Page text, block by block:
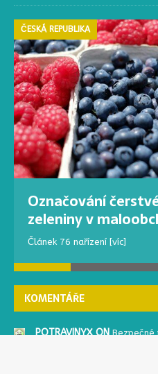
ČESKÁ REPUBLIKA
Označování
zeleniny v
Článek 76 nařízení [víc]
KOMENTÁŘE
POTRAVINYX ON